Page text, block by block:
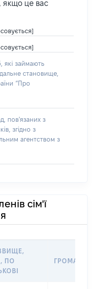
якщо це вас
які займають
становище,
“Про
пов'язаних з
згідно з
агентством з
сім'ї
ПО